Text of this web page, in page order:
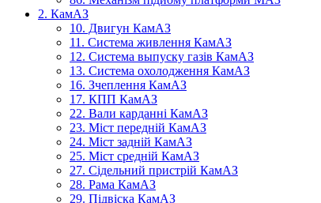
2. КамАЗ
10. Двигун КамАЗ
11. Система живлення КамАЗ
12. Система выпуску газів КамАЗ
13. Система охолодження КамАЗ
16. Зчеплення КамАЗ
17. КПП КамАЗ
22. Вали карданні КамАЗ
23. Міст передній КамАЗ
24. Міст задній КамАЗ
25. Міст средній КамАЗ
27. Сідельний пристрій КамАЗ
28. Рама КамАЗ
29. Підвіска КамАЗ